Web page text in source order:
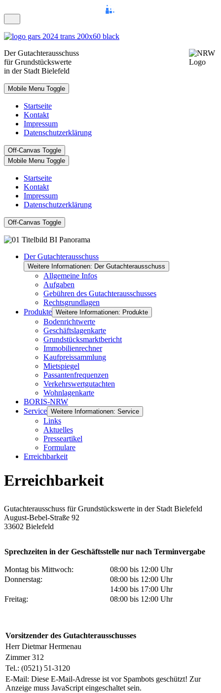
DerGutachterausschuss
für Grundstückswerte
in der Stadt Bielefeld
Mobile Menu Toggle
Startseite
Kontakt
Impressum
Datenschutzerklärung
Off-Canvas Toggle
Mobile Menu Toggle
Startseite
Kontakt
Impressum
Datenschutzerklärung
Off-Canvas Toggle
Der Gutachterausschuss
Weitere Informationen: Der Gutachterausschuss
Allgemeine Infos
Aufgaben
Gebühren des Gutachterausschusses
Rechtsgrundlagen
Produkte Weitere Informationen: Produkte
Bodenrichtwerte
Geschäftslagenkarte
Grundstücksmarktbericht
Immobilienrechner
Kaufpreissammlung
Mietspiegel
Passantenfrequenzen
Verkehrswertgutachten
Wohnlagenkarte
BORIS-NRW
Service Weitere Informationen: Service
Links
Aktuelles
Presseartikel
Formulare
Erreichbarkeit
Erreichbarkeit
Gutachterausschuss für Grundstückswerte in der Stadt Bielefeld
August-Bebel-Straße 92
33602 Bielefeld
Sprechzeiten in der Geschäftsstelle nur nach Terminvergabe
Montag bis Mittwoch:
08:00 bis 12:00 Uhr
Donnerstag:
08:00 bis 12:00 Uhr
14:00 bis 17:00 Uhr
Freitag:
08:00 bis 12:00 Uhr
Vorsitzender des Gutachterausschusses
Herr Dietmar Hermenau
Zimmer 312
Tel.: (0521) 51-3120
E-Mail: Diese E-Mail-Adresse ist vor Spambots geschützt! Zur
Anzeige muss JavaScript eingeschaltet sein.